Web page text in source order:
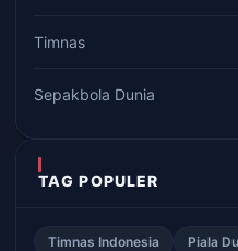
Timnas
Sepakbola Dunia
TAG POPULER
Timnas Indonesia Piala